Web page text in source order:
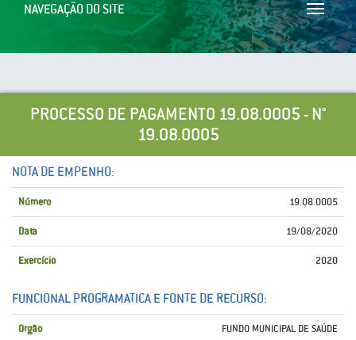
Toggle
NAVEGAÇÃO DO SITE
PROCESSO DE PAGAMENTO 19.08.0005 - N°
19.08.0005
NOTA DE EMPENHO:
Número 19.08.0005
Data 19/08/2020
Exercício 2020
FUNCIONAL PROGRAMATICA E FONTE DE RECURSO:
Orgão FUNDO MUNICIPAL DE SAÚDE